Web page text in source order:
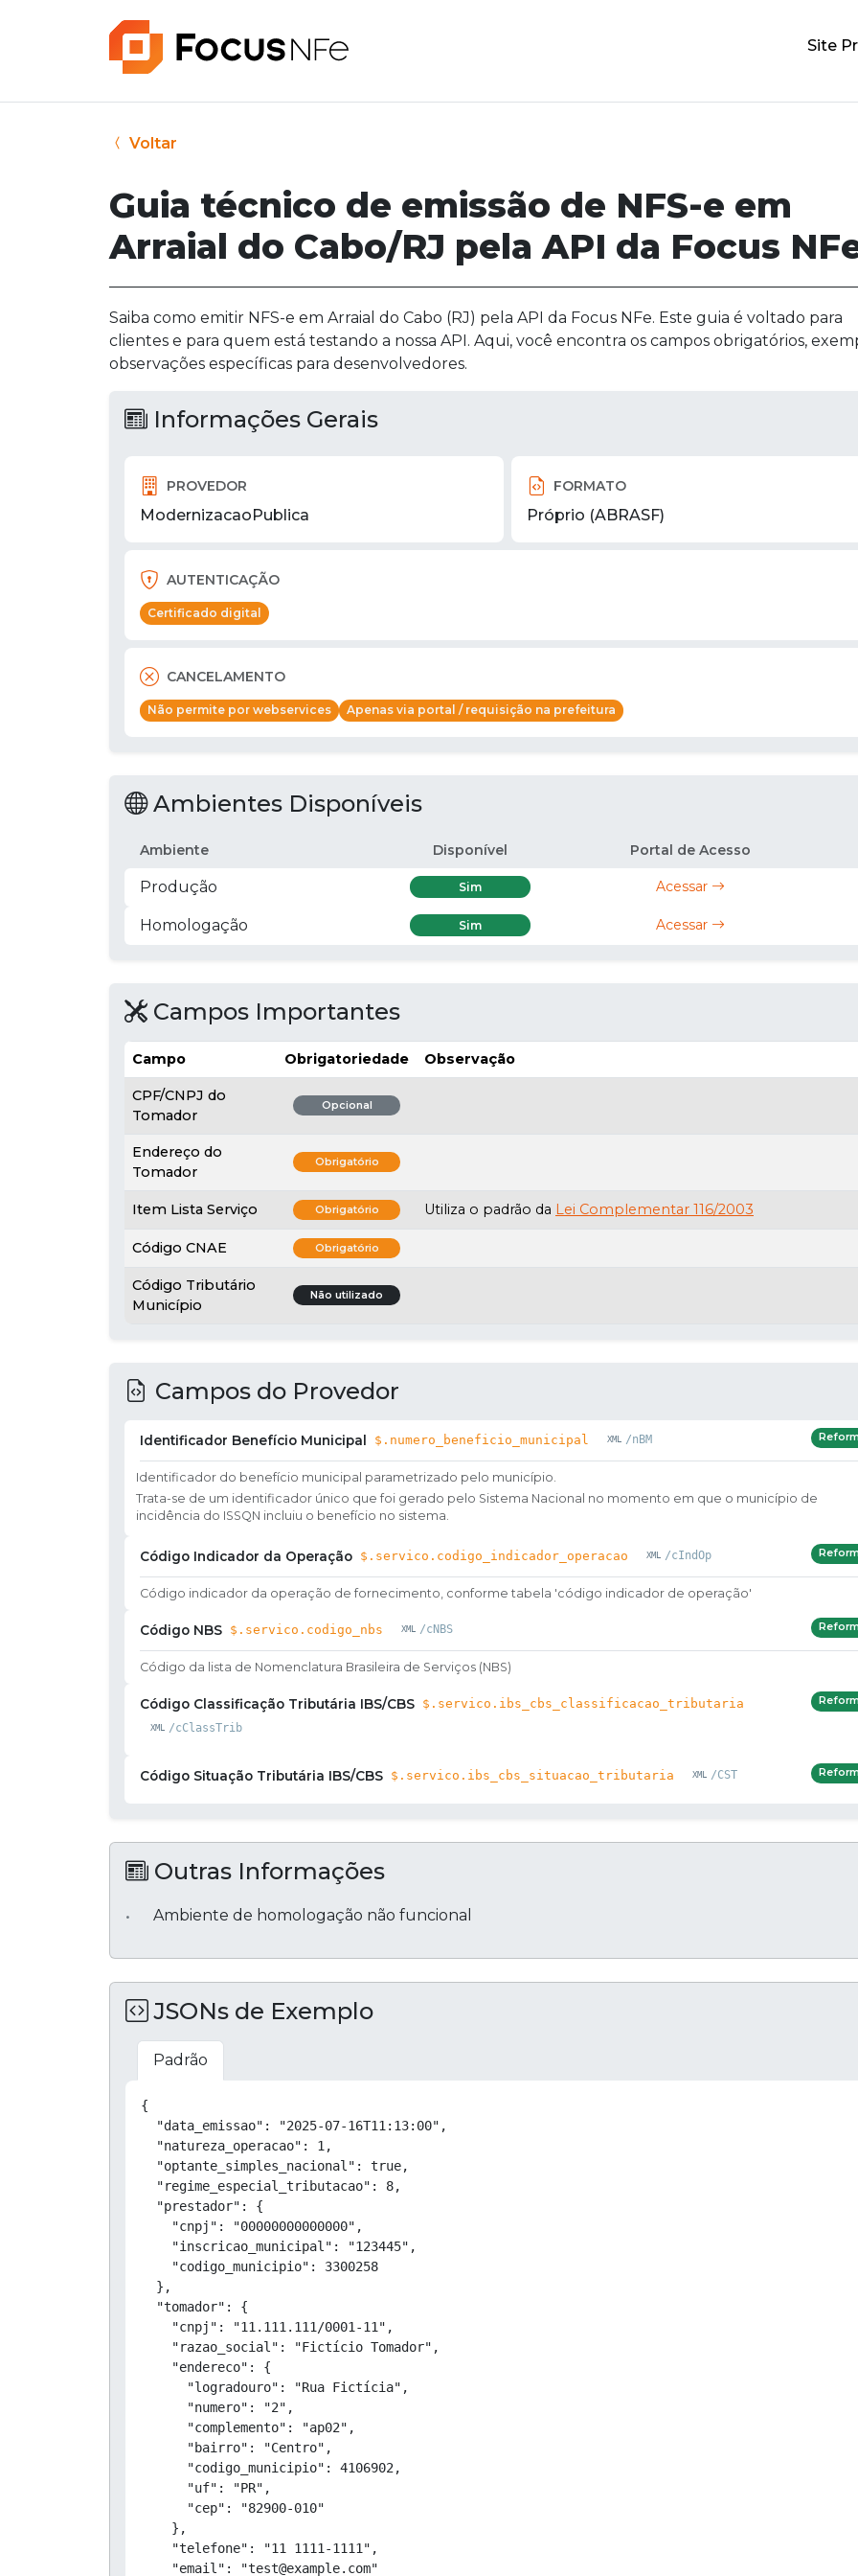
Site
Voltar
Guia técnico de emissão de NFS-e em
Arraial do Cabo/RJ pela API da Focus
Saiba como emitir NFS-e em Arraial do Cabo (RJ) pela API da Focus NFe. Este guia é voltado para
clientes e para quem está testando a nossa API. Aqui, você encontra os campos obrigatórios,
observações específicas para desenvolvedores.
Informações Gerais
PROVEDOR
ModernizacaoPublica
FORMATO
Próprio (ABRASF)
AUTENTICAÇÃO
Certificado digital
CANCELAMENTO
Não permite por webservices Apenas via portal / requisição na prefeitura
Ambientes Disponíveis
Ambiente Disponível Portal de Acesso
Produção Sim Acessar
Homologação Sim Acessar
Campos Importantes
Campo Obrigatoriedade Observação
CPF/CNPJ do
Tomador
Opcional
Endereço do
Tomador
Obrigatório
Item Lista Serviço Obrigatório Utiliza o padrão da Lei Complementar 116/2003
Código CNAE Obrigatório
Código Tributário
Município
Não utilizado
Campos do Provedor
Identificador Benefício Municipal $.numero_beneficio_municipal /nBM
Identificador do benefício municipal parametrizado pelo município.
Trata-se de um identificador único que foi gerado pelo Sistema Nacional no momento em que o município de
incidência do ISSQN incluiu o benefício no sistema.
Código Indicador da Operação $.servico.codigo_indicador_operacao /cIndOp
Código indicador da operação de fornecimento, conforme tabela 'código indicador de operação'
Código NBS $.servico.codigo_nbs /cNBS
Código da lista de Nomenclatura Brasileira de Serviços (NBS)
Código Classificação Tributária IBS/CBS $.servico.ibs_cbs_classificacao_tributaria
/cClassTrib
Código Situação Tributária IBS/CBS $.servico.ibs_cbs_situacao_tributaria /CST
Outras Informações
Ambiente de homologação não funcional
JSONs de Exemplo
Padrão
{
  "data_emissao": "2025-07-16T11:13:00",
  "natureza_operacao": 1,
  "optante_simples_nacional": true,
  "regime_especial_tributacao": 8,
  "prestador": {
    "cnpj": "00000000000000",
    "inscricao_municipal": "123445",
    "codigo_municipio": 3300258
  },
  "tomador": {
    "cnpj": "11.111.111/0001-11",
    "razao_social": "Fictício Tomador",
    "endereco": {
      "logradouro": "Rua Fictícia",
      "numero": "2",
      "complemento": "ap02",
      "bairro": "Centro",
      "codigo_municipio": 4106902,
      "uf": "PR",
      "cep": "82900-010"
    },
    "telefone": "11 1111-1111",
    "email": "test@example.com"